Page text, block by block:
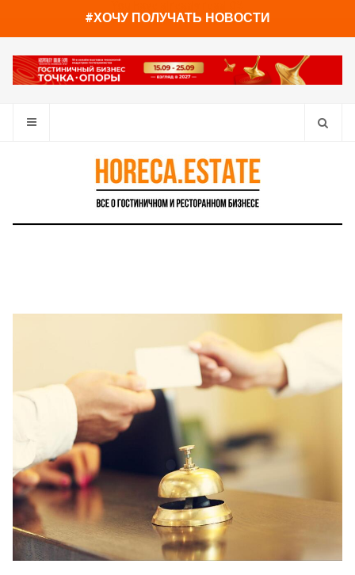
#ХОЧУ ПОЛУЧАТЬ НОВОСТИ